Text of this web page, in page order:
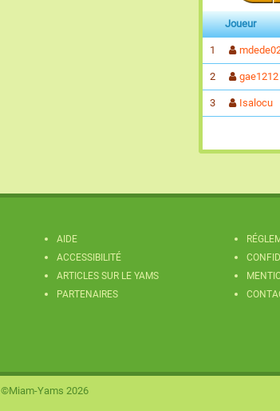
Joueur
1
2 gae1212
3 Isalocu
AIDE
ACCESSIBILITÉ
ARTICLES SUR LE YAMS
PARTENAIRES
©Miam-Yams 2026